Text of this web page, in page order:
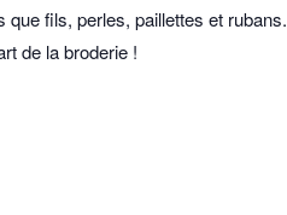
fils, perles, paillettes et rubans.
de la broderie !